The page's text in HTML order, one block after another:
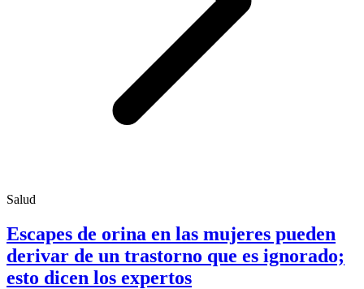
Salud
Escapes de orina en las mujeres pueden
derivar de un trastorno que es ignorado;
esto dicen los expertos